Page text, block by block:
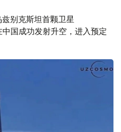
兹别克斯坦首颗卫星
国成功发射升空，进入预定